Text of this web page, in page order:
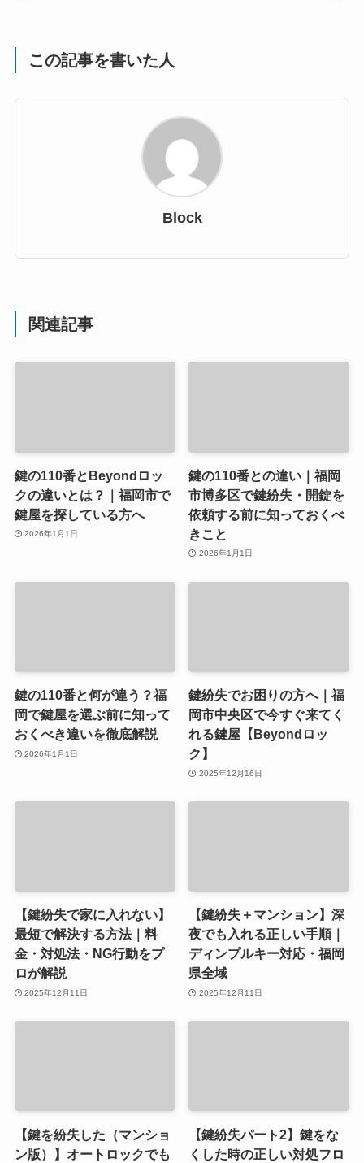
この記事を書いた人
Block
関連記事
鍵の110番とBeyondロッ
クの違いとは？｜福岡市で
鍵屋を探している方へ
2026年1月1日
鍵の110番との違い｜福岡
市博多区で鍵紛失・開錠を
依頼する前に知っておくべ
きこと
2026年1月1日
鍵の110番と何が違う？福
岡で鍵屋を選ぶ前に知って
おくべき違いを徹底解説
2026年1月1日
鍵紛失でお困りの方へ｜福
岡市中央区で今すぐ来てく
れる鍵屋【Beyondロッ
ク】
2025年12月16日
【鍵紛失で家に入れない】
最短で解決する方法｜料
金・対処法・NG行動をプ
ロが解説
2025年12月11日
【鍵紛失＋マンション】深
夜でも入れる正しい手順｜
ディンプルキー対応・福岡
県全域
2025年12月11日
【鍵を紛失した（マンショ
ン版）】オートロックでも
【鍵紛失パート2】鍵をな
くした時の正しい対処フロ